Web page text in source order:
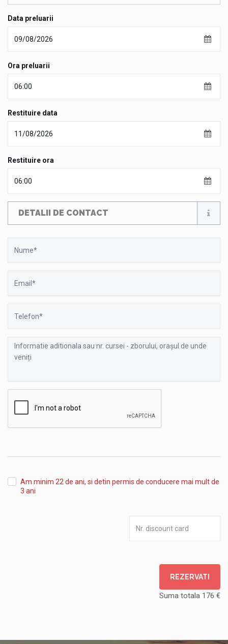
Data preluarii
Ora preluarii
Restituire data
Restituire ora
DETALII DE CONTACT
Informatie
aditionala
zborului,
Am minim 22 de ani, si detin permis de conducere mai mult de
3 ani
REZERVATI
Suma totala 176 €